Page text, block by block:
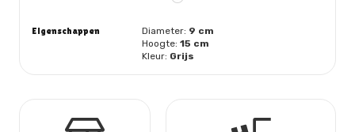
Eigenschappen Diameter: 9 cm
Hoogte:15 cm
Kleur: Grijs